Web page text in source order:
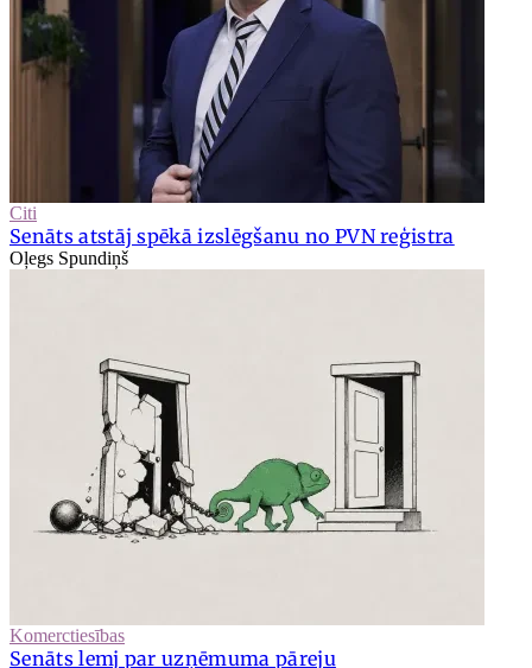
Citi
Senāts atstāj spēkā izslēgšanu no PVN reģistra
Oļegs Spundiņš
Komerctiesības
Senāts lemj par uzņēmuma pāreju